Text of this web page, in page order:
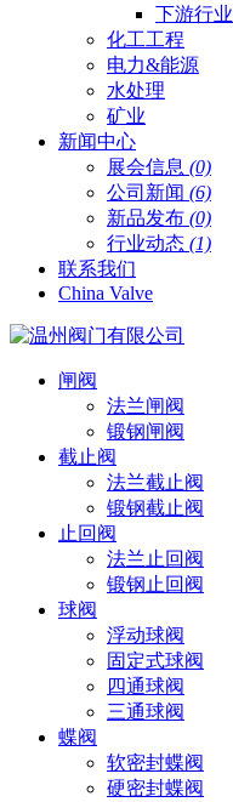
下游行业
化工工程
电力&能源
水处理
矿业
新闻中心
展会信息 (0)
公司新闻 (6)
新品发布 (0)
行业动态 (1)
联系我们
China Valve
闸阀
法兰闸阀
锻钢闸阀
截止阀
法兰截止阀
锻钢截止阀
止回阀
法兰止回阀
锻钢止回阀
球阀
浮动球阀
固定式球阀
四通球阀
三通球阀
蝶阀
软密封蝶阀
硬密封蝶阀